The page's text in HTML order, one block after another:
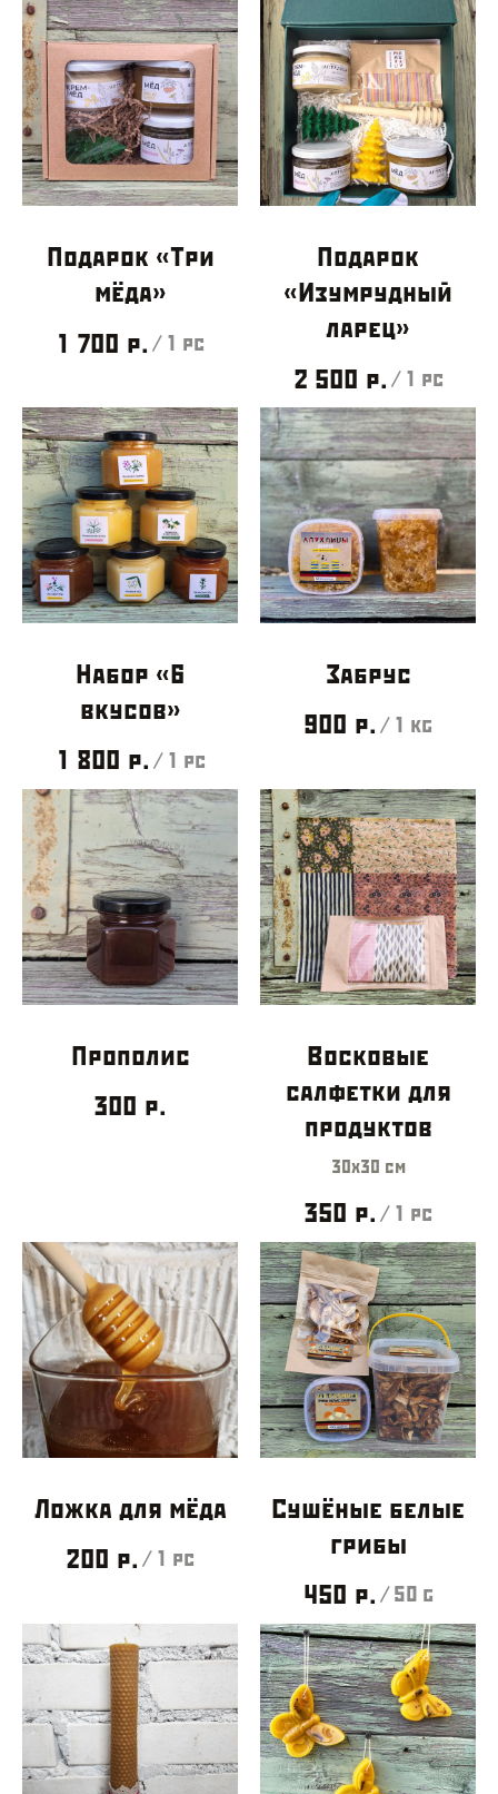
Подарок «Три
мёда»
1 700 р. / 1 pc
Подарок
«Изумрудный
ларец»
2 500 р. / 1 pc
Набор «6
вкусов»
1 800 р. / 1 pc
Забрус
900 р. / 1 kg
Прополис
300 р.
Восковые
салфетки для
продуктов
30х30 см
350 р. / 1 pc
Ложка для мёда
200 р. / 1 pc
Сушёные белые
грибы
450 р. /50 g